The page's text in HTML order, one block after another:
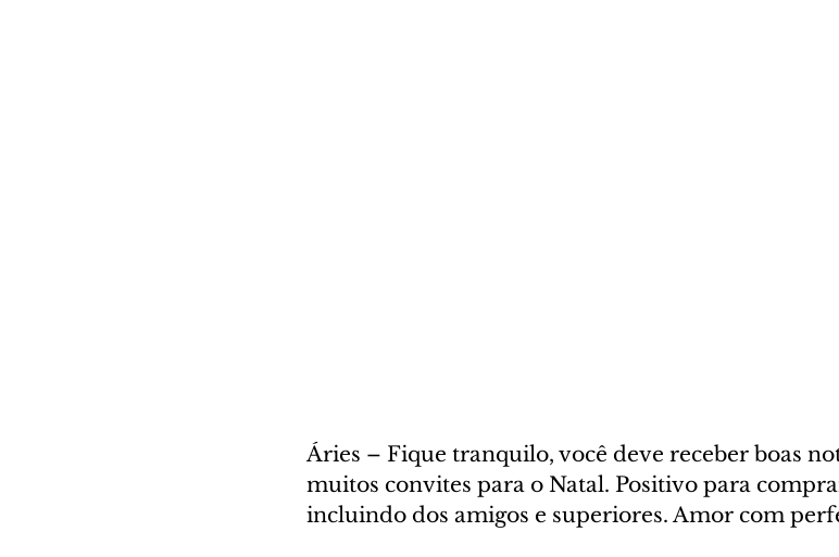
Áries – Fique tranquilo, você deve receber boas
muitos convites para o Natal. Positivo para
incluindo dos amigos e superiores. Amor com